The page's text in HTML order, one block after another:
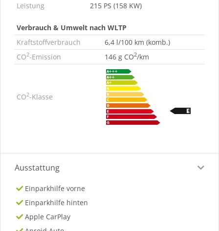
Leistung
215 PS (158 KW)
Verbrauch & Umwelt nach WLTP
Kraftstoffverbrauch
6,4 l/100 km (komb.)
CO2-Emission 146 g CO2/km
CO2-Klasse
Ausstattung
Einparkhilfe vorne
Einparkhilfe hinten
Apple CarPlay